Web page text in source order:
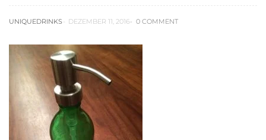
UNIQUEDRINKS DEZEMBER 11, 2016 0 COMMENT